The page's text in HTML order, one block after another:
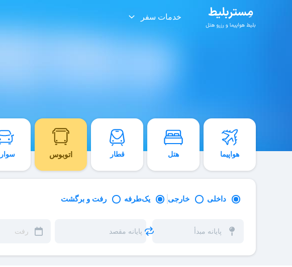
خدمات سفر
هواپیما هتل قطار اتوبوس
داخلی خارجی یک‌طرفه رفت و برگشت